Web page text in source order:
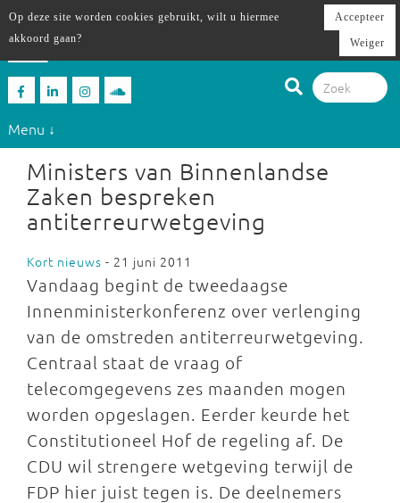
Menu ↓
Ministers van Binnenlandse
Zaken bespreken
antiterreurwetgeving
Kort nieuws - 21 juni 2011
Vandaag begint de tweedaagse
Innenministerkonferenz over verlenging
van de omstreden antiterreurwetgeving.
Centraal staat de vraag of
telecomgegevens zes maanden mogen
worden opgeslagen. Eerder keurde het
Constitutioneel Hof de regeling af. De
CDU wil strengere wetgeving terwijl de
FDP hier juist tegen is. De deelnemers
Op deze site worden cookies gebruikt, wilt u hiermee
akkoord gaan?
Accepteer
Weiger